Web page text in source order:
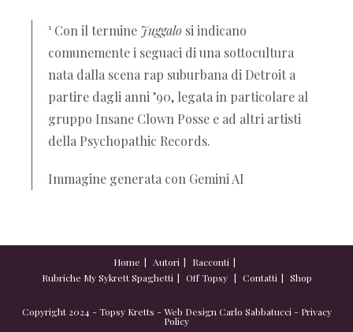
¹ Con il termine Juggalo si indicano
comunemente i seguaci di una sottocultura
nata dalla scena rap suburbana di Detroit a
partire dagli anni ’90, legata in particolare al
gruppo Insane Clown Posse e ad altri artisti
della Psychopathic Records.
Immagine generata con Gemini AI
Home Autori
Racconti
Rubriche My Sykrett Spaghetti Off Topsy Contatti Shop
Copyright 2024 - Topsy Kretts - Web Design Carlo Sabbatucci - Privacy
Policy